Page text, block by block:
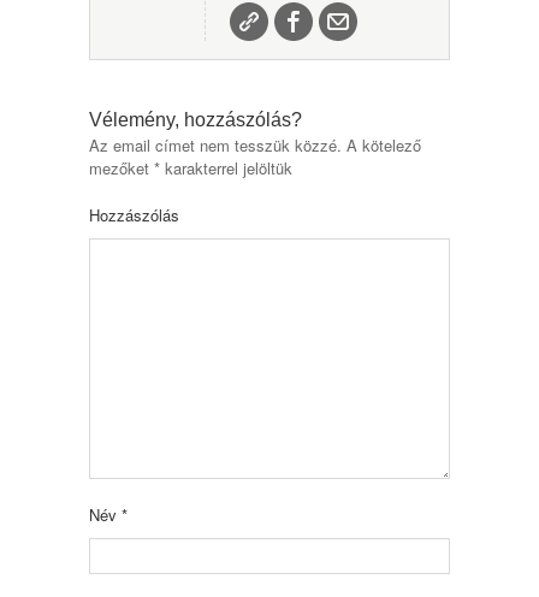
Vélemény, hozzászólás?
Az email címet nem tesszük közzé. A kötelező
mezőket * karakterrel jelöltük
Hozzászólás
Név *